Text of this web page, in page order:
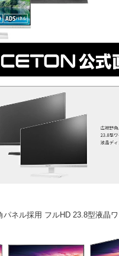
パネル採用 フルHD 23.8型液晶